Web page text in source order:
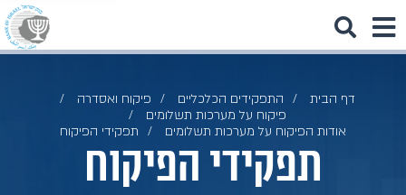
דף הבית התפקידים הכלכליים
פיקוח ואסדרה
פיקוח על מערכות תשלומים
אודות הפיקוח על מערכות תשלומים
תפקידי הפיקוח
תפקידי הפיקוח